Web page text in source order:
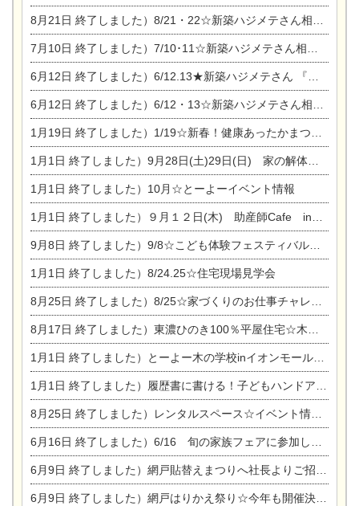
8月21日 終了しました）8/21・22☆新築ハジメテさん相談会 『集まれ！農地に家を建てたい人！』
7月10日 終了しました）7/10･11☆新築ハジメテさん相談会 『集まれ！農地に家を建てたい人！』完全予約制
6月12日 終了しました）6/12.13★新築ハジメテさん 『木の家 現場体感見学会』
6月12日 終了しました）6/12・13☆新築ハジメテさん相談会『今ある土地に家を建てる際の注意点』
1月19日 終了しました）1/19☆新春！健康あったかまつり＆増改築リフォームまつり
1月1日 終了しました）9月28日(土)29日(日) 家の解体なんでも相談会
1月1日 終了しました）10月☆とーよーイベント情報
1月1日 終了しました）９月１２日(木) 助産師Cafe in東陽住建
9月8日 終了しました）9/8☆こども体験フェスティバル☆一宮市民会館
1月1日 終了しました）8/24.25☆住宅現場見学会
8月25日 終了しました）8/25☆家づくりのお仕事チャレンジ
8月17日 終了しました）東濃ひのき100％平屋住宅☆木の家完成見学会
1月1日 終了しました）とーよー木の学校inイオンモール木曽川
1月1日 終了しました）履歴書に書ける！子どもハンドアロマ講座☆
8月25日 終了しました）レンタルスペース☆イベント情報☆チャイルドアロマセラピスト
6月16日 終了しました）6/16 旬の家族フェアに参加します☆
6月9日 終了しました）網戸貼替えまつりへ社長よりご招待です♪
6月9日 終了しました）網戸はりかえ祭り☆今年も開催決定！